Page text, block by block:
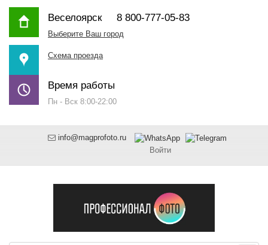
Веселоярск8 800-777-05-83
Выберите Ваш город
Схема проезда
Время работы
Пн - Вск 8:00-22:00
info@magprofoto.ru
Войти